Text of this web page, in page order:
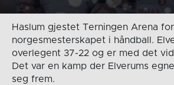
Haslum gjestet Terningen Arena
norgesmesterskapet i håndball.
overlegent 37-22 og er med det
Det var en kamp der Elverums
seg frem.